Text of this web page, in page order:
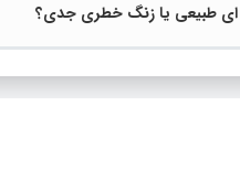
ای طبیعی یا زنگ خطری جدی؟